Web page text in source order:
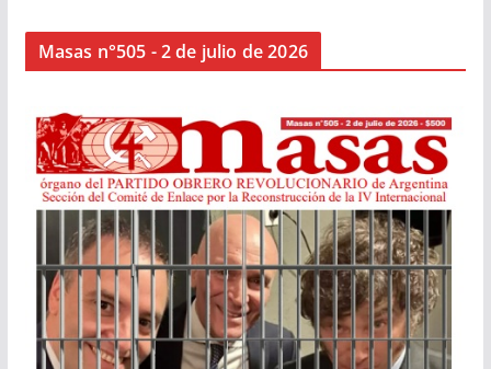
Masas n°505 - 2 de julio de 2026